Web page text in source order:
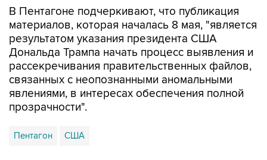
В Пентагоне подчеркивают, что публикация
материалов, которая началась 8 мая, "является
результатом указания президента США
Дональда Трампа начать процесс выявления и
рассекречивания правительственных файлов,
связанных с неопознанными аномальными
явлениями, в интересах обеспечения полной
прозрачности".
Пентагон США